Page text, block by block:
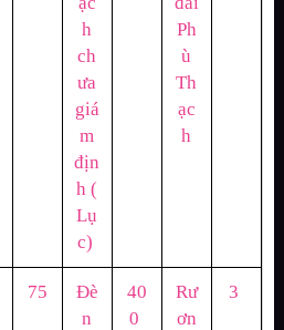
h
ch
ưa
giá
m
địn
h (
Lụ
c)
Ph
ù
Th
ạc
h
75
Đè
n
40
0
Rư
ơn
3